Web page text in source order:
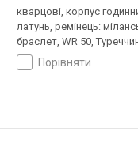
кварцові, корпус
латунь, ремінець:
браслет, WR 50,
порівняти